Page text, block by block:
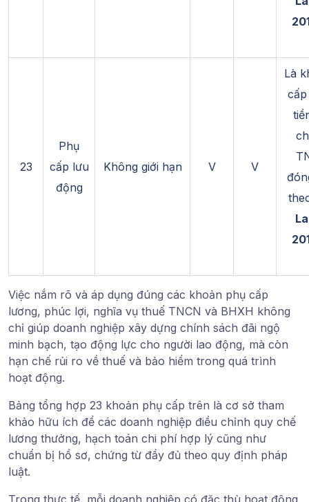
23
Phụ
cấp lưu
động
Không giới hạn V V
Là
Việc nắm rõ và áp dụng đúng các khoản phụ cấp
lương, phúc lợi, nghĩa vụ thuế TNCN và BHXH không
chỉ giúp doanh nghiệp xây dựng chính sách đãi ngộ
minh bạch, tạo động lực cho người lao động, mà còn
hạn chế rủi ro về thuế và bảo hiểm trong quá trình
hoạt động.
Bảng tổng hợp 23 khoản phụ cấp trên là cơ sở tham
khảo hữu ích để các doanh nghiệp điều chỉnh quy chế
lương thưởng, hạch toán chi phí hợp lý cũng như
chuẩn bị hồ sơ, chứng từ đầy đủ theo quy định pháp
luật.
Trong thực tế, mỗi doanh nghiệp có đặc thù hoạt động